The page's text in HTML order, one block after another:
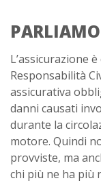
L’assicurazione
Responsabilità
assicurativa
danni causati
durante la
motore. Quindi
provviste, ma
chi più ne ha più